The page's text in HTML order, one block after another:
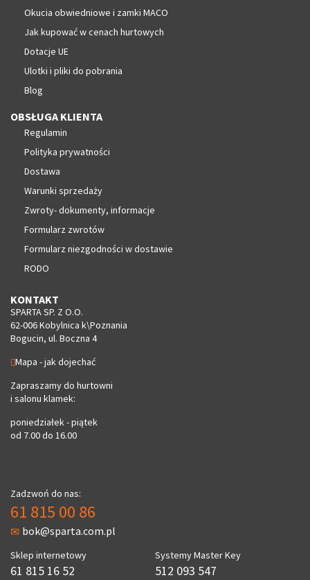
Okucia obwiedniowe i zamki MACO
Jak kupować w cenach hurtowych
Dotacje UE
Ulotki i pliki do pobrania
Blog
OBSŁUGA KLIENTA
Regulamin
Polityka prywatności
Dostawa
Warunki sprzedaży
Zwroty- dokumenty, informacje
Formularz zwrotów
Formularz niezgodności w dostawie
RODO
KONTAKT
SPARTA SP. Z O.O.
62-006 Kobylnica k\Poznania
Bogucin, ul. Boczna 4
Mapa - jak dojechać
Zapraszamy do hurtowni
i salonu klamek:
poniedziałek - piątek
od 7.00 do 16.00
Zadzwoń do nas:
61 815 00 86
bok@sparta.com.pl
Sklep internetowy
61 815 16 52
Systemy Master Key
512 093 547